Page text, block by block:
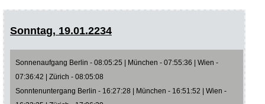
Sonntag, 19.01.2234
Sonnenaufgang Berlin - 08:05:25 | München - 07:55:36 | Wien -
07:36:42 | Zürich - 08:05:08
Sonntenuntergang Berlin - 16:27:28 | München - 16:51:52 | Wien -